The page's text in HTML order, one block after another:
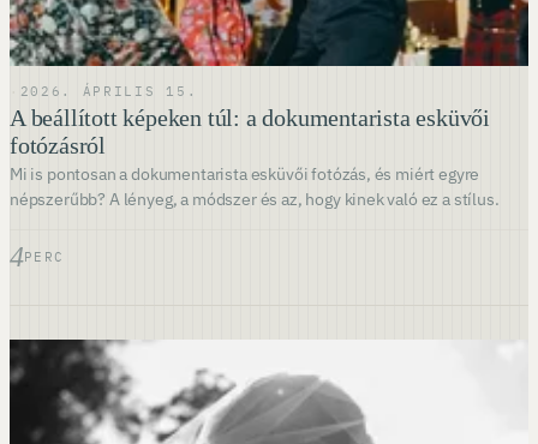
2026. ÁPRILIS 15.
A beállított képeken túl: a dokumentarista esküvői
fotózásról
Mi is pontosan a dokumentarista esküvői fotózás, és miért egyre
népszerűbb? A lényeg, a módszer és az, hogy kinek való ez a stílus.
4PERC